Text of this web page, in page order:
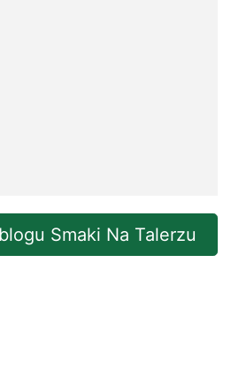
Smaki Na Talerzu